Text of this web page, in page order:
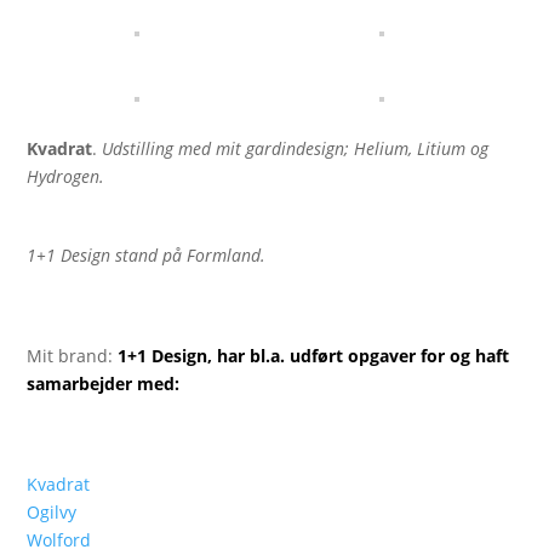
Kvadrat. Udstilling med mit gardindesign; Helium, Litium og
Hydrogen.
1+1 Design stand på Formland.
Mit brand: 1+1 Design, har bl.a. udført opgaver for og haft
samarbejder med:
Kvadrat
Ogilvy
Wolford